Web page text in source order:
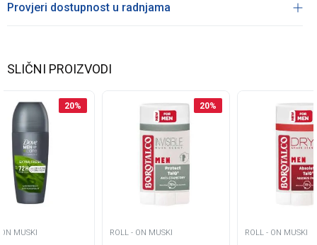
Provjeri dostupnost u radnjama
SLIČNI PROIZVODI
20%
MUSKI
20%
ROLL - ON MUSKI ROLL - ON MUSKI